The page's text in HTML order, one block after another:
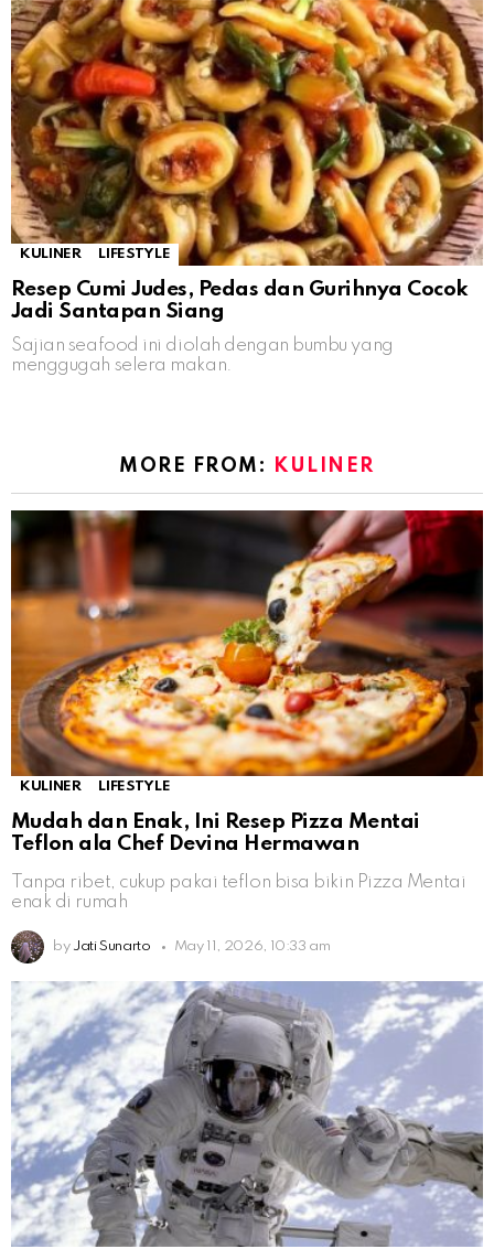
KULINER LIFESTYLE
Resep Cumi Judes, Pedas dan Gurihnya Cocok
Jadi Santapan Siang
Sajian seafood ini diolah dengan bumbu yang
menggugah selera makan.
MORE FROM: KULINER
KULINER LIFESTYLE
Mudah dan Enak, Ini Resep Pizza Mentai
Teflon ala Chef Devina Hermawan
Tanpa ribet, cukup pakai teflon bisa bikin Pizza Mentai
enak di rumah
by Jati Sunarto May 11, 2026, 10:33 am